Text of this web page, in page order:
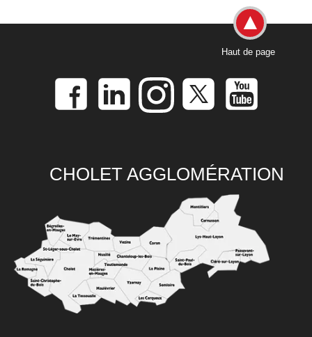
Haut de page
CHOLET AGGLOMÉRATION